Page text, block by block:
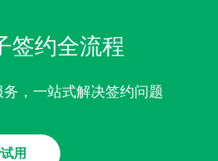
签约全流程
，一站式解决签约问题
用